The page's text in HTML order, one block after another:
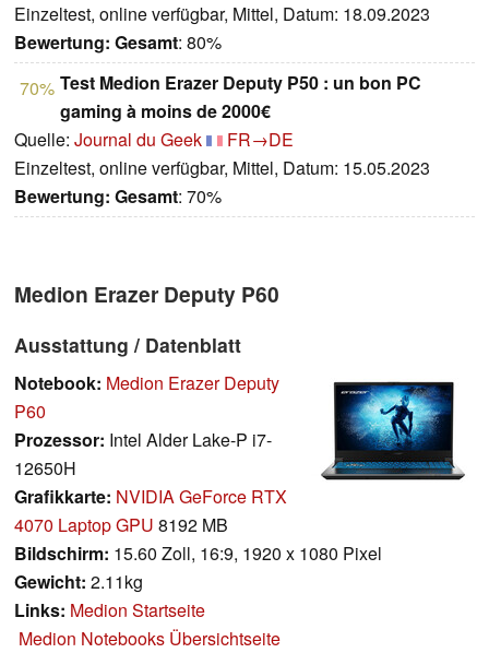
Einzeltest, online verfügbar, Mittel, Datum: 18.09.2023
Bewertung: Gesamt: 80%
70% Test Medion Erazer Deputy P50 : un bon PC
gaming à moins de 2000€
Quelle: Journal du Geek
FR→DE
Einzeltest, online verfügbar, Mittel, Datum: 15.05.2023
Bewertung: Gesamt: 70%
Medion Erazer Deputy P60
Ausstattung / Datenblatt
Notebook: Medion Erazer Deputy
P60
Prozessor: Intel Alder Lake-P i7-
12650H
Grafikkarte: NVIDIA GeForce RTX
4070 Laptop GPU 8192 MB
Bildschirm: 15.60 Zoll, 16:9, 1920 x 1080 Pixel
Gewicht: 2.11kg
Links: Medion Startseite
Medion Notebooks Übersichtseite